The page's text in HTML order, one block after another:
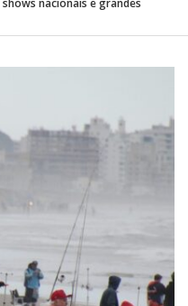
shows nacionais e grandes